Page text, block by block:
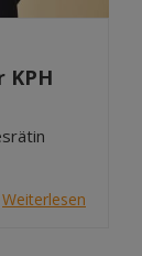
KPH
Weiterlesen